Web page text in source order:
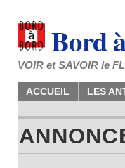
Bord
VOIR et SAVOIR le
ACCUEIL LES